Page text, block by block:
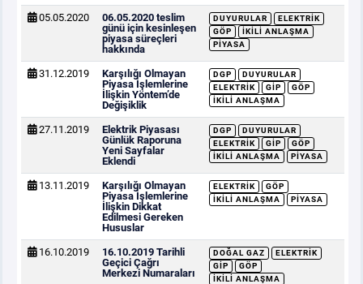
05.05.2020
06.05.2020 teslim
günü için kesinleşen
piyasa süreçleri
hakkında
DUYURULAR
ELEKTRIK
GÖP
İKILI ANLAŞMA
PIYASA
31.12.2019
Karşılığı Olmayan
Piyasa İşlemlerine
İlişkin Yöntem’de
Değişiklik
DGP
DUYURULAR
ELEKTRIK
GİP
GÖP
İKILI ANLAŞMA
27.11.2019
Elektrik Piyasası
Günlük Raporuna
Yeni Sayfalar
Eklendi
DGP
DUYURULAR
ELEKTRIK
GİP
GÖP
İKILI ANLAŞMA
PIYASA
13.11.2019
Karşılığı Olmayan
Piyasa İşlemlerine
İlişkin Dikkat
Edilmesi Gereken
Hususlar
ELEKTRIK
GÖP
İKILI ANLAŞMA
PIYASA
16.10.2019
16.10.2019 Tarihli
Geçici Çağrı
Merkezi Numaraları
DOĞAL GAZ
ELEKTRIK
GİP
GÖP
İKILI ANLAŞMA